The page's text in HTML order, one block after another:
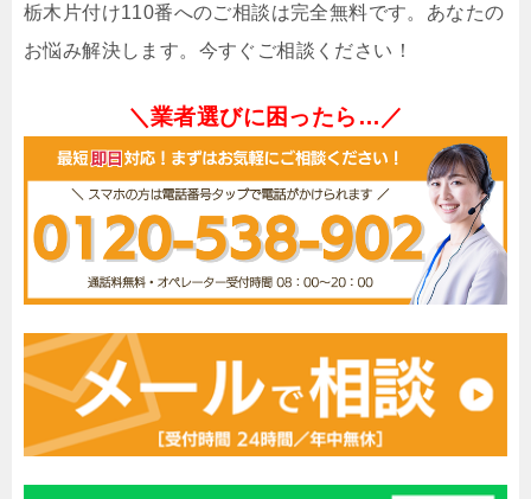
栃木片付け110番へのご相談は完全無料です。あなたの
お悩み解決します。今すぐご相談ください！
＼業者選びに困ったら…／